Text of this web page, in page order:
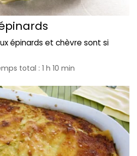
épinards et chèvre sont si
total : 1 h 10 min